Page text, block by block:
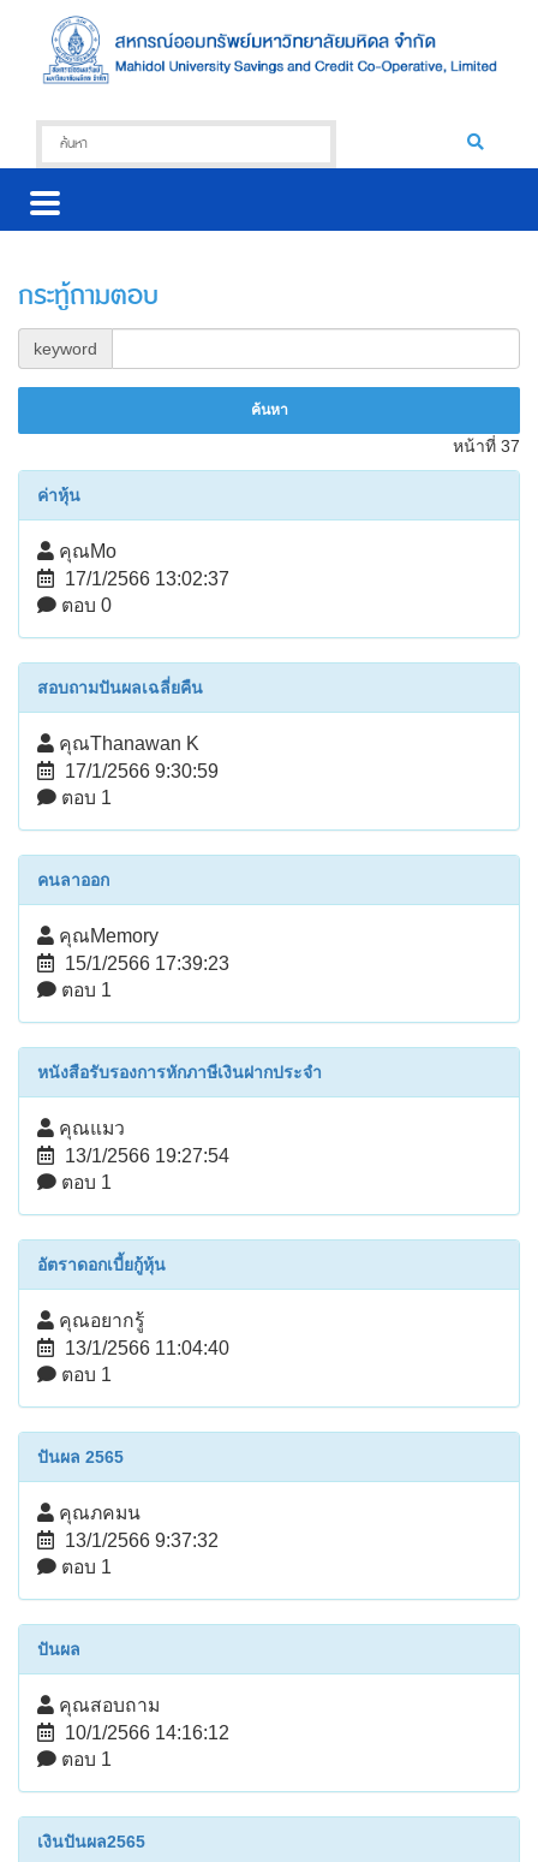
กระทู้ถามตอบ
keyword
หน้าที่ 37
ค่าหุ้น
คุณMo
17/1/2566 13:02:37
ตอบ 0
สอบถามปันผลเฉลี่ยคืน
คุณThanawan K
17/1/2566 9:30:59
ตอบ 1
คนลาออก
คุณMemory
15/1/2566 17:39:23
ตอบ 1
หนังสือรับรองการหักภาษีเงินฝากประจำ
คุณแมว
13/1/2566 19:27:54
ตอบ 1
อัตราดอกเบี้ยกู้หุ้น
คุณอยากรู้
13/1/2566 11:04:40
ตอบ 1
ปันผล 2565
คุณภคมน
13/1/2566 9:37:32
ตอบ 1
ปันผล
คุณสอบถาม
10/1/2566 14:16:12
ตอบ 1
เงินปันผล2565